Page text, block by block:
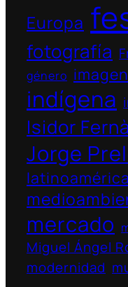
Europa
fotografía
género imagen
indígena
Isidor
Jorge
latinoamérica
mercado
Miguel Ángel
modernidad